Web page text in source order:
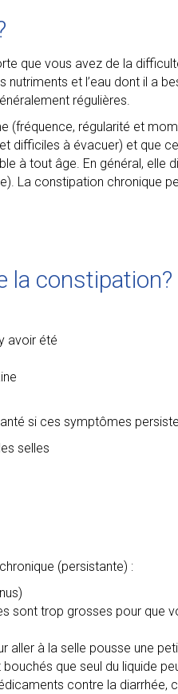
que vous avez de la
et l’eau dont il a
régulières.
(fréquence, régularité et
difficiles à évacuer) et que
à tout âge. En général, elle
La constipation chronique
la constipation?
avoir été
si ces symptômes
selles
(persistante) :
sont trop grosses pour que
à la selle pousse une
que seul du liquide
contre la diarrhée,